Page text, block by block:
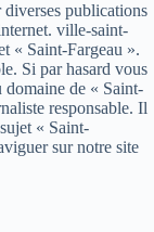
publications
ville-saint-
« Saint-Fargeau ».
Si par hasard vous
domaine de « Saint-
responsable. Il
« Saint-
sur notre site